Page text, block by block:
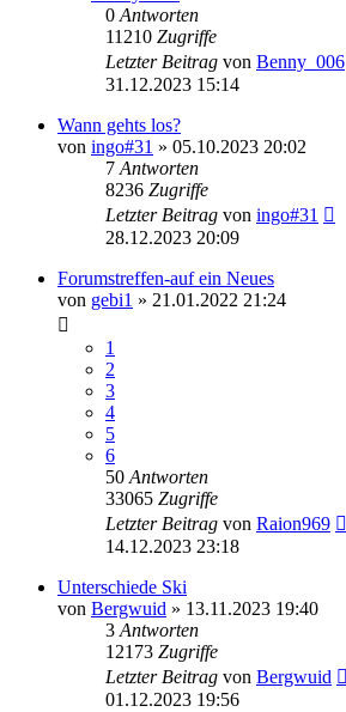
0 Antworten
11210 Zugriffe
Letzter Beitrag von Benny_006
31.12.2023 15:14
Wann gehts los?
von ingo#31 » 05.10.2023 20:02
7 Antworten
8236 Zugriffe
Letzter Beitrag von ingo#31
28.12.2023 20:09
Forumstreffen-auf ein Neues
von gebi1 » 21.01.2022 21:24
1
2
3
4
5
6
50 Antworten
33065 Zugriffe
Letzter Beitrag von Raion969
14.12.2023 23:18
Unterschiede Ski
von Bergwuid » 13.11.2023 19:40
3 Antworten
12173 Zugriffe
Letzter Beitrag von Bergwuid
01.12.2023 19:56